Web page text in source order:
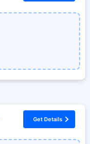
Get Details